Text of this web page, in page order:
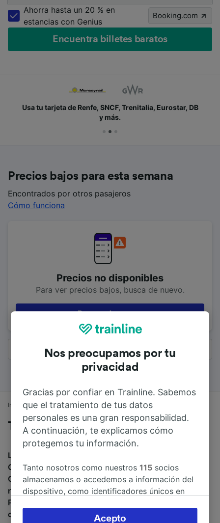
Ahorra hasta un 20 % en
estancias con Genius
Booking.com
Encuentra billetes baratos
Usa tu tarjeta de Renfe, SNCF, Trenitalia, Eurostar, DB
y más.
Precios bajos para esta semana
Encontrados por otros pasajeros
Cómo funciona
Precios no disponibles
Para ver precios bajos, busca de nuevo.
Buscar de nuevo
Todos los resultados
Inicio Horarios de trenes Liverpool a Chester
Trenes desde Liverpool a Chester
La duración media de viaje en tren entre Liverpool y
Chester es de 46min. El tren más veloz de Liverpool a
Chester dura 39min. Alrededor de 325 trenes al día
recorren los 25 km que separan ambas ciudades.
Puedes reservar tu billete a partir de 7,24 € al reservar
con antelación.
Nos preocupamos por tu
privacidad
Gracias por confiar en Trainline. Sabemos
que el tratamiento de tus datos
personales es una gran responsabilidad.
A continuación, te explicamos cómo
protegemos tu información.
Tanto nosotros como nuestros115 socios
almacenamos o accedemos a información del
dispositivo, como identificadores únicos en
Puedes aceptar o administrar tus preferencias
Acepto